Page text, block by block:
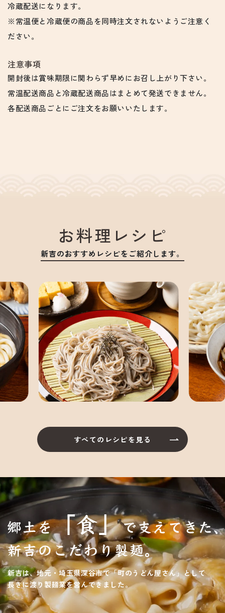
冷蔵配送になります。
※常温便と冷蔵便の商品を同時注文されないようご注意く
ださい。
注意事項
開封後は賞味期限に関わらず早めにお召し上がり下さい。
常温配送商品と冷蔵配送商品はまとめて発送できません。
各配送商品ごとにご注文をお願いいたします。
お料理レシピ
新吉のおすすめレシピをご紹介します。
すべてのレシピを見る
新吉は、地元・埼玉県深谷市で「町のうどん屋さん」として
長きに渡り製麺業を営んできました。